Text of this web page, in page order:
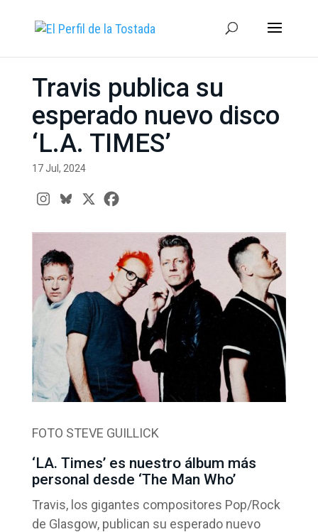
Travis publica su
esperado nuevo disco
‘L.A. TIMES’
17 Jul, 2024
FOTO STEVE GUILLICK
‘LA. Times’ es nuestro álbum más
personal desde ‘The Man Who’
Travis, los gigantes compositores Pop/Rock
de Glasgow, publican su esperado nuevo